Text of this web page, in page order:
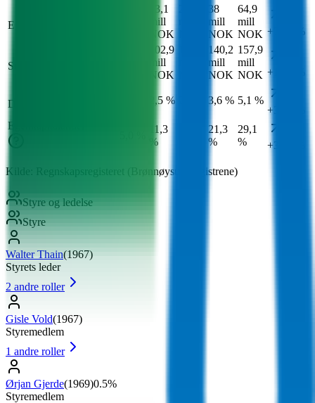
Egenkapital
13,1
mill
NOK
38
mill
NOK
64,9
mill
NOK +70,7 %
Sum gjeld
102,9
mill
NOK
140,2
mill
NOK
157,9
mill
NOK +12,6 %
Driftsmargin 2,5 % 3,6 % 5,1 %
+38,8 %
Egenkapitalandel
11,3
%
21,3
%
29,1
%
+36,5 %
Kilde: Regnskapsregisteret (Brønnøysundregistrene)
Styre og ledelse
Styre
Walter Thain(1967)
Styrets leder
2 andre roller
Gisle Vold(1967)
Styremedlem
1 andre roller
Ørjan Gjerde(1969)0.5%
Styremedlem